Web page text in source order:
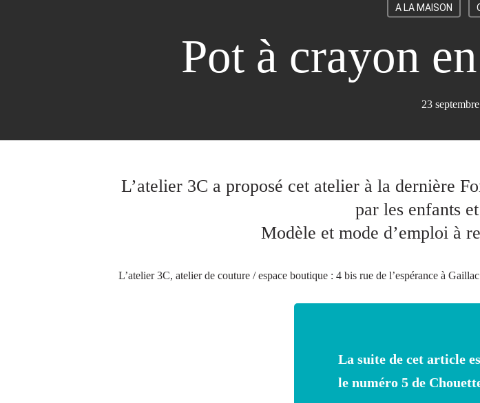
A LA MAISON
Pot à crayon
23
L’atelier 3C a proposé cet atelier à la dernière
par les enfants
Modèle et mode d’emploi à
L’atelier 3C, atelier de couture / espace boutique : 4 bis rue de l’espérance à
La suite de cet article
le numéro 5 de